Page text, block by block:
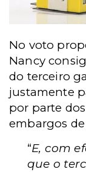
No voto
Nancy
do terceiro
justamente
por parte
embargos
“E, com
que o